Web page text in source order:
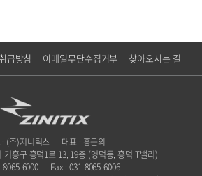
급방침 이메일무단수집거부 찾아오시는 길
: (주)지니틱스
대표 : 홍근의
기흥구 흥덕1로 13, 19층 (영덕동, 흥덕IT밸리)
6000
Fax : 031-8065-6006